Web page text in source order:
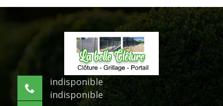
indisponible
indisponible